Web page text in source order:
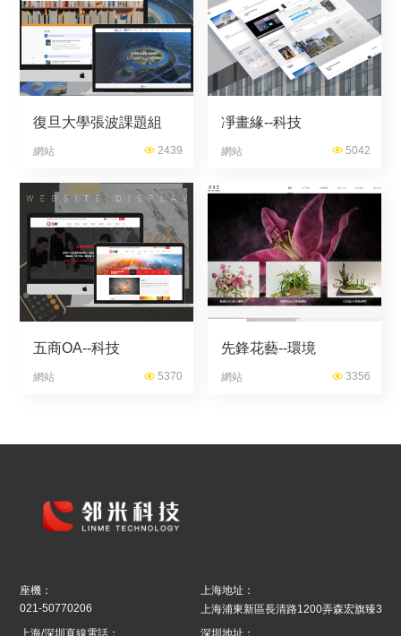
復旦大學張波課題組
網站 2439
凈畫緣--科技
網站 5042
五商OA--科技
網站 5370
先鋒花藝--環境
網站 3356
座機：
021-50770206
上海/深圳直線電話：
上海地址：
上海浦東新區長清路1200弄森宏旗臻39
深圳地址：